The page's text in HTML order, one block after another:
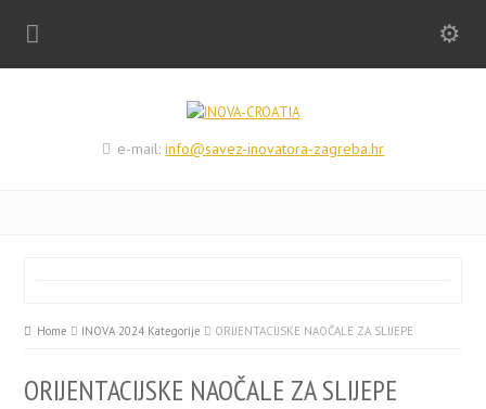
e-mail:info@savez-inovatora-zagreba.hr
Home INOVA 2024 Kategorije ORIJENTACIJSKE NAOČALE ZA SLIJEPE
ORIJENTACIJSKE NAOČALE ZA SLIJEPE